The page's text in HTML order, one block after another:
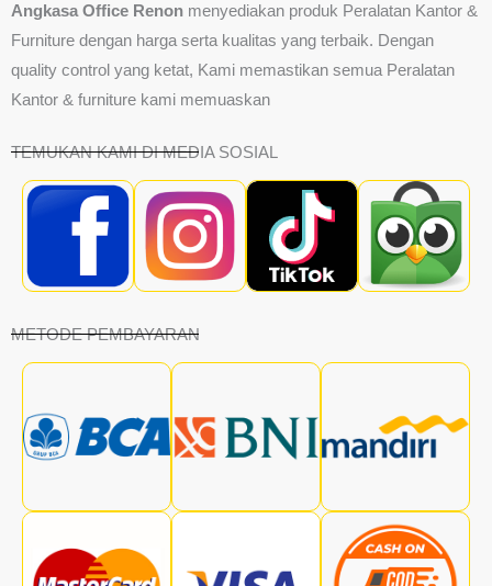
Angkasa Office Renon menyediakan produk Peralatan Kantor &
Furniture dengan harga serta kualitas yang terbaik. Dengan
quality control yang ketat, Kami memastikan semua Peralatan
Kantor & furniture kami memuaskan
TEMUKAN KAMI DI MEDIA SOSIAL
METODE PEMBAYARAN